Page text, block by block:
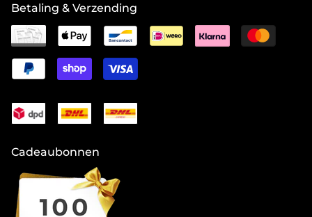
Betaling & Verzending
Cadeaubonnen